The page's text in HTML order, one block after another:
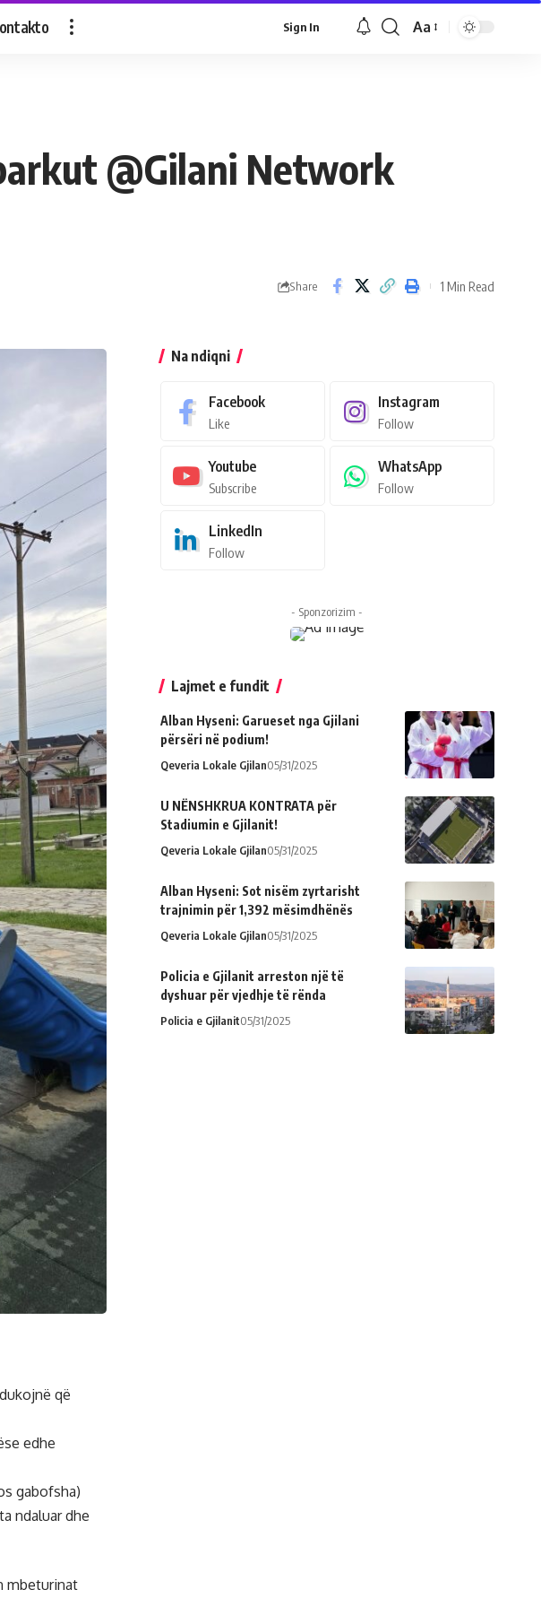
Sign In Aa
@Gilani Network
Share 1 Min Read
që
edhe
gabofsha)
ndaluar dhe
mbeturinat
Na ndiqni
Facebook
Like
Instagram
Follow
Youtube
Subscribe
WhatsApp
Follow
LinkedIn
Follow
- Sponzorizim -
Lajmet e fundit
Alban Hyseni: Garueset nga Gjilani
përsëri në podium!
Qeveria Lokale Gjilan05/31/2025
U NËNSHKRUA KONTRATA për
Stadiumin e Gjilanit!
Qeveria Lokale Gjilan05/31/2025
Alban Hyseni: Sot nisëm zyrtarisht
trajnimin për 1,392 mësimdhënës
Qeveria Lokale Gjilan05/31/2025
Policia e Gjilanit arreston një të
dyshuar për vjedhje të rënda
Policia e Gjilanit05/31/2025